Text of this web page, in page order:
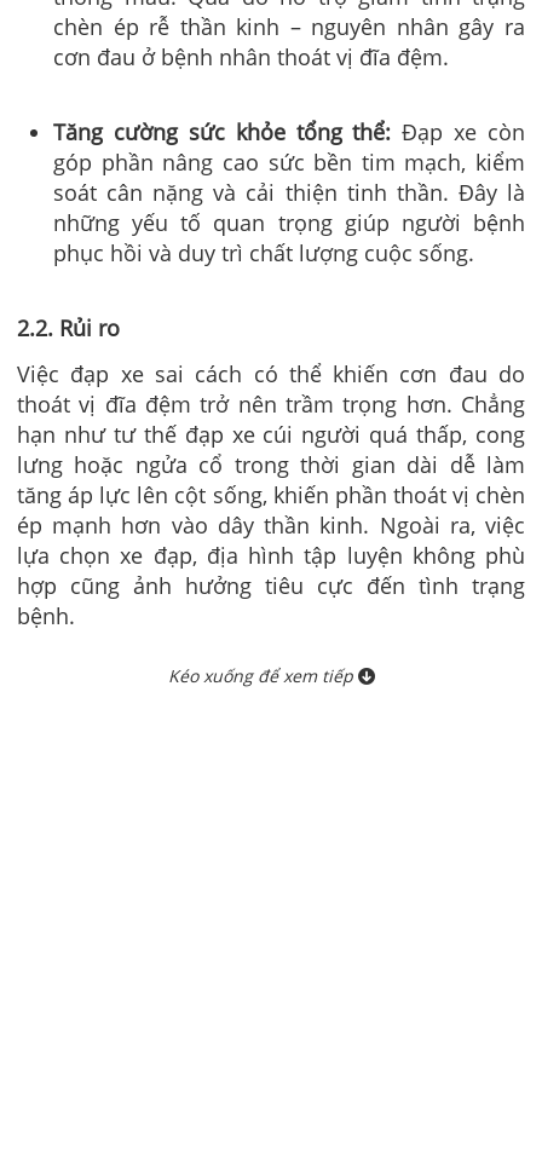
chèn ép rễ thần kinh – nguyên nhân gây ra
cơn đau ở bệnh nhân thoát vị đĩa đệm.
Tăng cường sức khỏe tổng thể:Đạp xe còn
góp phần nâng cao sức bền tim mạch, kiểm
soát cân nặng và cải thiện tinh thần. Đây là
những yếu tố quan trọng giúp người bệnh
phục hồi và duy trì chất lượng cuộc sống.
2.2. Rủi ro
Việc đạp xe sai cách có thể khiến cơn đau do
thoát vị đĩa đệm trở nên trầm trọng hơn. Chẳng
hạn như tư thế đạp xe cúi người quá thấp, cong
lưng hoặc ngửa cổ trong thời gian dài dễ làm
tăng áp lực lên cột sống, khiến phần thoát vị chèn
ép mạnh hơn vào dây thần kinh. Ngoài ra, việc
lựa chọn xe đạp, địa hình tập luyện không phù
hợp cũng ảnh hưởng tiêu cực đến tình trạng
bệnh.
Kéo xuống để xem tiếp